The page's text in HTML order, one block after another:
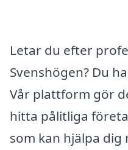
Letar du efter
Svenshögen? Du
Vår plattform gör
hitta pålitliga
som kan hjälpa dig